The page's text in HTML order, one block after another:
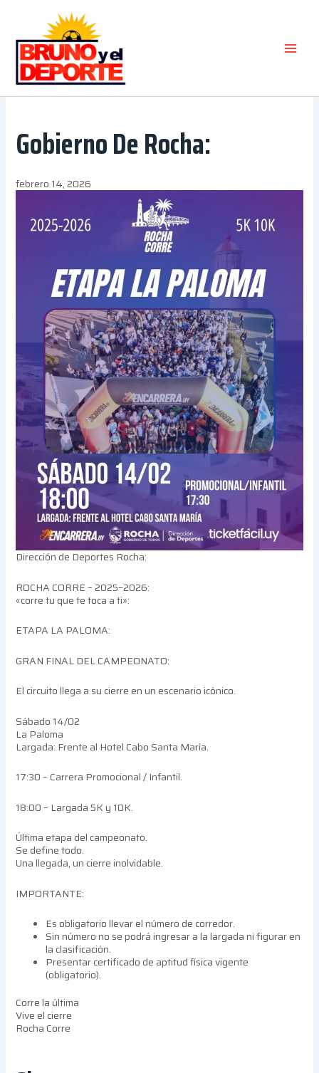
Gobierno De Rocha:
febrero 14, 2026
Dirección de Deportes Rocha:
ROCHA CORRE – 2025–2026:
«corre tu que te toca a ti»:
ETAPA LA PALOMA:
GRAN FINAL DEL CAMPEONATO:
El circuito llega a su cierre en un escenario icónico.
Sábado 14/02
La Paloma
Largada: Frente al Hotel Cabo Santa María.
17:30 – Carrera Promocional / Infantil.
18:00 – Largada 5K y 10K.
Última etapa del campeonato.
Se define todo.
Una llegada, un cierre inolvidable.
IMPORTANTE:
Es obligatorio llevar el número de corredor.
Sin número no se podrá ingresar a la largada ni figurar en
la clasificación.
Presentar certificado de aptitud física vigente
(obligatorio).
Corre la última
Vive el cierre
Rocha Corre